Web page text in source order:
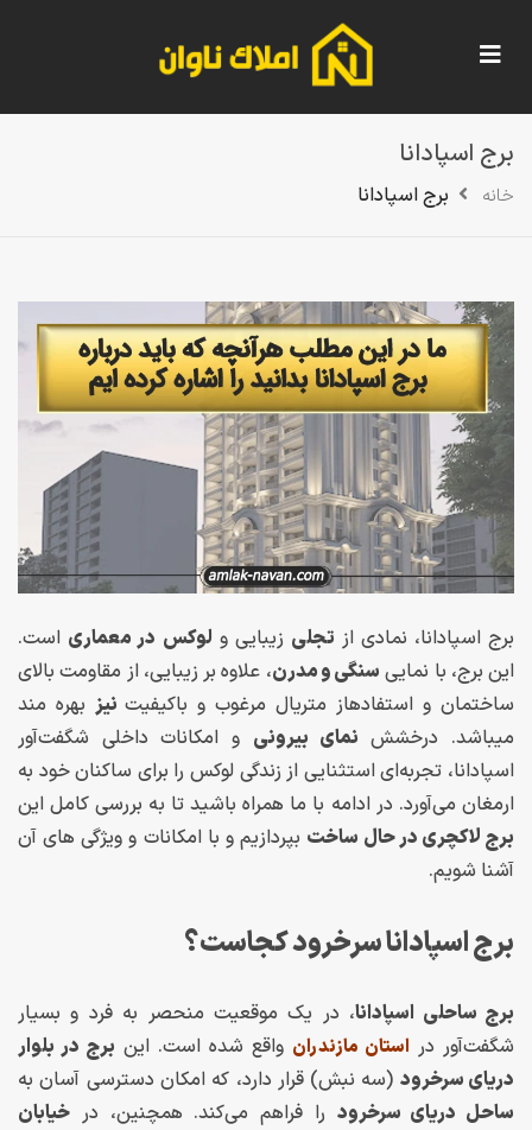
برج اسپادانا
خانه برج اسپادانا
برج اسپادانا، نمادی از تجلی زیبایی و لوکس در معماری است.
این برج، با نمایی سنگی و مدرن، علاوه بر زیبایی، از مقاومت بالای
ساختمان و استفادهاز متریال مرغوب و باکیفیت نیز بهره مند
میباشد. درخشش نمای بیرونی و امکانات داخلی شگفت‌آور
اسپادانا، تجربه‌ای استثنایی از زندگی لوکس را برای ساکنان خود به
ارمغان می‌آورد. در ادامه با ما همراه باشید تا به بررسی کامل این
برج لاکچری در حال ساخت بپردازیم و با امکانات و ویژگی های آن
آشنا شویم.
برج اسپادانا سرخرود کجاست؟
برج ساحلی اسپادانا، در یک موقعیت منحصر به فرد و بسیار
شگفت‌آور در استان مازندران واقع شده است. این برج در بلوار
دریای سرخرود (سه نبش) قرار دارد، که امکان دسترسی آسان به
ساحل دریای سرخرود را فراهم می‌کند. همچنین، در خیابان